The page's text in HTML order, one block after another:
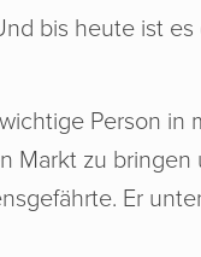
bis heute ist
Person in
Markt zu
Er